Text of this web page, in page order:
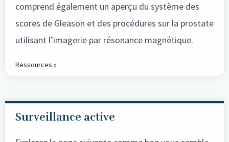
comprend également un aperçu du système des
scores de Gleason et des procédures sur la prostate
utilisant l’imagerie par résonance magnétique.
Ressources »
Surveillance active